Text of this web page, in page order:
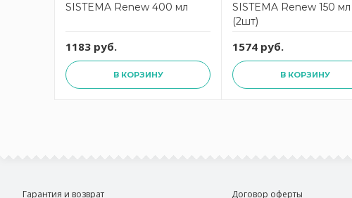
SISTEMA Renew 400 мл
1183 руб.
В КОРЗИНУ
SISTEMA Renew 150 мл
(2шт)
1574 руб.
В КОРЗИНУ
Гарантия и возврат Договор оферты